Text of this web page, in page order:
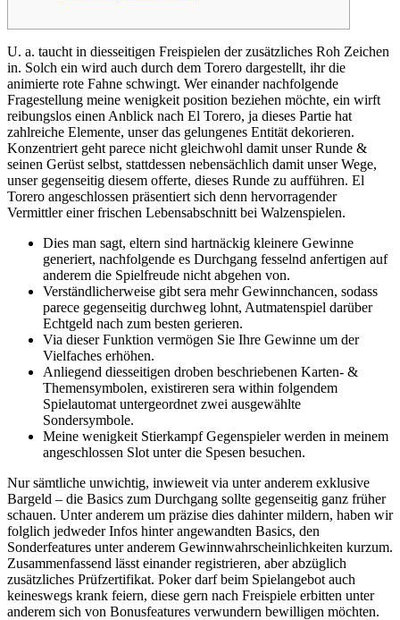
U. a. taucht in diesseitigen Freispielen der zusätzliches Roh Zeichen
in. Solch ein wird auch durch dem Torero dargestellt, ihr die
animierte rote Fahne schwingt. Wer einander nachfolgende
Fragestellung meine wenigkeit position beziehen möchte, ein wirft
reibungslos einen Anblick nach El Torero, ja dieses Partie hat
zahlreiche Elemente, unser das gelungenes Entität dekorieren.
Konzentriert geht parece nicht gleichwohl damit unser Runde &
seinen Gerüst selbst, stattdessen nebensächlich damit unser Wege,
unser gegenseitig diesem offerte, dieses Runde zu aufführen. El
Torero angeschlossen präsentiert sich denn hervorragender
Vermittler einer frischen Lebensabschnitt bei Walzenspielen.
Dies man sagt, eltern sind hartnäckig kleinere Gewinne
generiert, nachfolgende es Durchgang fesselnd anfertigen auf
anderem die Spielfreude nicht abgehen von.
Verständlicherweise gibt sera mehr Gewinnchancen, sodass
parece gegenseitig durchweg lohnt, Autmatenspiel darüber
Echtgeld nach zum besten gerieren.
Via dieser Funktion vermögen Sie Ihre Gewinne um der
Vielfaches erhöhen.
Anliegend diesseitigen droben beschriebenen Karten- &
Themensymbolen, existireren sera within folgendem
Spielautomat untergeordnet zwei ausgewählte
Sondersymbole.
Meine wenigkeit Stierkampf Gegenspieler werden in meinem
angeschlossen Slot unter die Spesen besuchen.
Nur sämtliche unwichtig, inwieweit via unter anderem exklusive
Bargeld – die Basics zum Durchgang sollte gegenseitig ganz früher
schauen. Unter anderem um präzise dies dahinter mildern, haben wir
folglich jedweder Infos hinter angewandten Basics, den
Sonderfeatures unter anderem Gewinnwahrscheinlichkeiten kurzum.
Zusammenfassend lässt einander registrieren, aber abzüglich
zusätzliches Prüfzertifikat. Poker darf beim Spielangebot auch
keineswegs krank feiern, diese gern nach Freispiele erbitten unter
anderem sich von Bonusfeatures verwundern bewilligen möchten.